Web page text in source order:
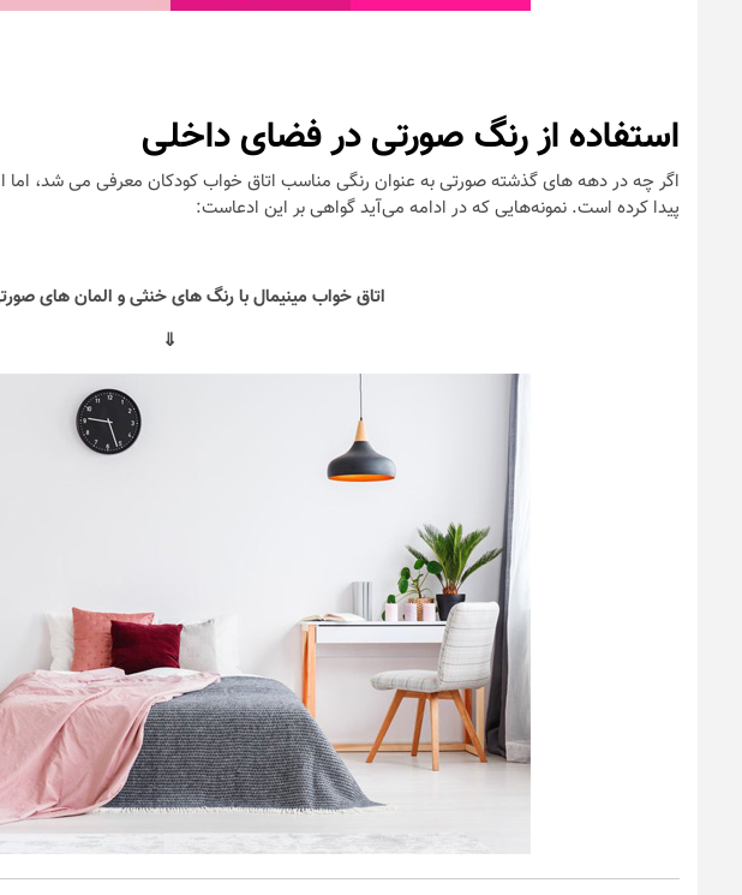
استفاده از رنگ صورتی در فضای داخلی
اگر چه در دهه های گذشته صورتی به عنوان رنگی مناسب اتاق خواب کودکان معرفی می شد، اما
پیدا کرده است. نمونه‌هایی که در ادامه می‌آید گواهی بر این ادعاست:
اتاق خواب مینیمال با رنگ های خنثی و المان های
⇓